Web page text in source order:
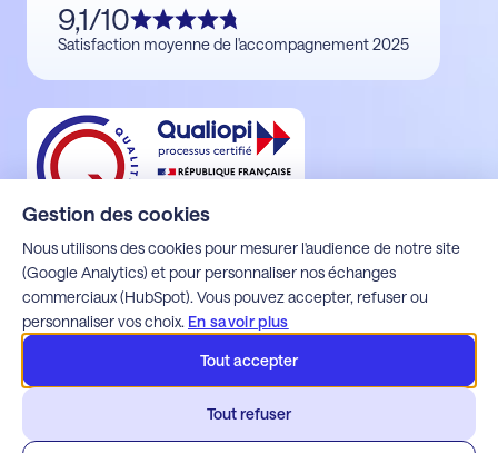
9,1/10
Satisfaction moyenne de l'accompagnement 2025
Mentions légales
Politique de confidentialité
Espace client Webdette
Espace client Wim
Gestion des cookies
Nous utilisons des cookies pour mesurer l'audience de notre site
(Google Analytics) et pour personnaliser nos échanges
commerciaux (HubSpot). Vous pouvez accepter, refuser ou
personnaliser vos choix. En savoir plus
Tout accepter
Tout refuser